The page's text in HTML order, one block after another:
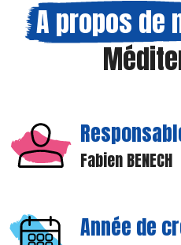
A propos de
Fabien BENECH
Année de